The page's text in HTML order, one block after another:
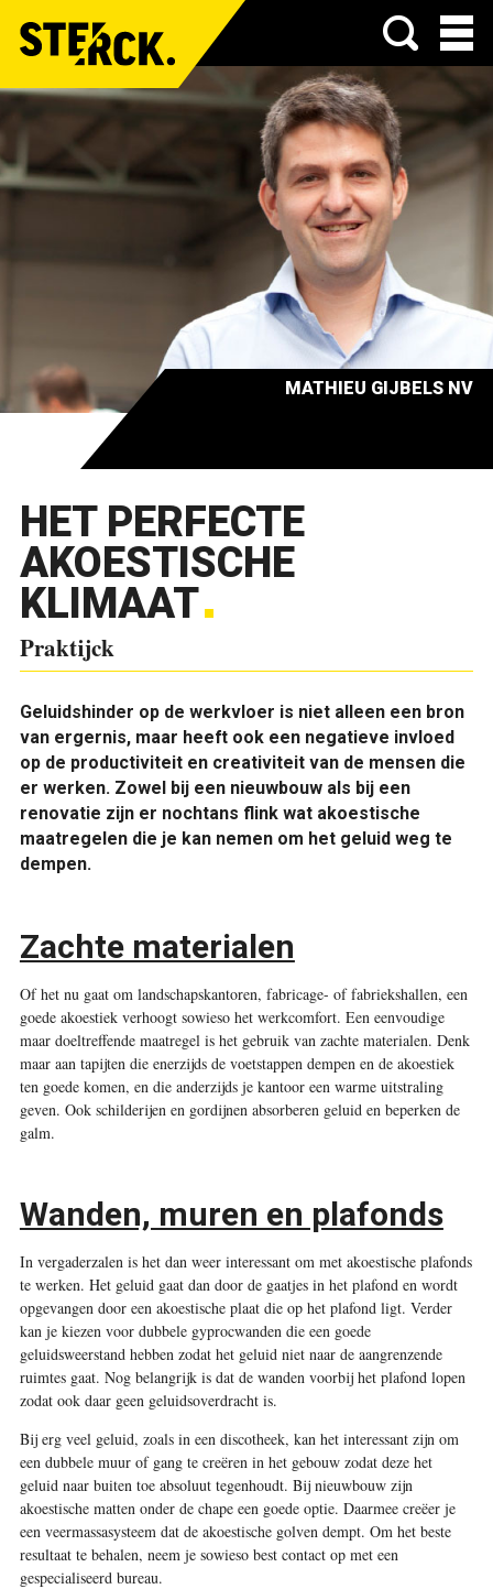
Menu
MATHIEU GIJBELS NV
HET PERFECTE
AKOESTISCHE
KLIMAAT
Praktijck
Geluidshinder op de werkvloer is niet alleen een bron
van ergernis, maar heeft ook een negatieve invloed
op de productiviteit en creativiteit van de mensen die
er werken. Zowel bij een nieuwbouw als bij een
renovatie zijn er nochtans flink wat akoestische
maatregelen die je kan nemen om het geluid weg te
dempen.
Zachte materialen
Of het nu gaat om landschaps­kantoren, fabricage- of fabriekshallen, een
goede akoestiek verhoogt sowieso het werkcomfort. Een eenvoudige
maar doeltreffende maatregel is het gebruik van zachte materialen. Denk
maar aan tapijten die enerzijds de voetstappen dempen en de akoestiek
ten goede komen, en die anderzijds je kantoor een warme uitstraling
geven. Ook schilderijen en gordijnen absorberen geluid en beperken de
galm.
Wanden, muren en plafonds
In vergaderzalen is het dan weer interessant om met akoestische plafonds
te werken. Het geluid gaat dan door de gaatjes in het plafond en wordt
opgevangen door een akoestische plaat die op het plafond ligt. Verder
kan je kiezen voor dubbele gyprocwanden die een goede
geluidsweerstand hebben zodat het geluid niet naar de aangrenzende
ruimtes gaat. Nog belangrijk is dat de wanden voorbij het plafond lopen
zodat ook daar geen geluidsoverdracht is.
Bij erg veel geluid, zoals in een discotheek, kan het interessant zijn om
een dubbele muur of gang te creëren in het gebouw zodat deze het
geluid naar buiten toe absoluut tegenhoudt. Bij nieuwbouw zijn
akoestische matten onder de chape een goede optie. Daarmee creëer je
een veermassa­systeem dat de akoestische golven dempt. Om het beste
resultaat te behalen, neem je sowieso best contact op met een
gespecialiseerd bureau.